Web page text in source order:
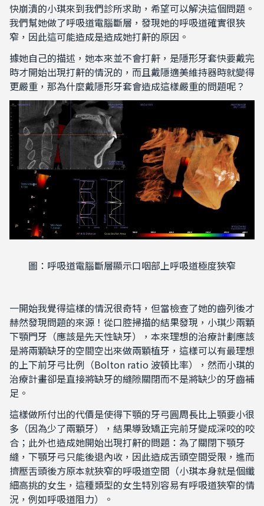
快崩潰的小琪來到我們診所求助，希望可以解決這個問題。
我們幫她做了呼吸道電腦斷層，發現她的呼吸道確實很狹
窄，因此這可能造成是造成她打鼾的原因。
據她自己的描述，她本來並不會打鼾，是隱形牙套快要戴完
時才開始出現打鼾的情況的，而且戴隱適美維持器時就變得
更嚴重，那為什麼戴隱形牙套會造成這樣嚴重的問題呢？
圖：呼吸道電腦斷層顯示口咽部上呼吸道極度狹窄
一開始我覺得這樣的情況很奇特，但當檢查了她的齒列後才
赫然發現問題的來源！從口腔掃描的結果發現，小琪少兩顆
下顎門牙（應該是先天性缺牙），本來理想的治療計劃應該
是將兩顆缺牙的空間空出來做兩顆植牙，這樣可以有最理想
的上下前牙弓比例（Bolton ratio波頓比率），然而小琪的
治療計畫卻是直接將缺牙的縫隙關閉而不是將缺少的牙齒補
足。
這樣做所付出的代價是使得下顎的牙弓圓周長比上顎要小很
多（因為少了兩顆牙），結果導致矯正完前牙變成深咬的咬
合；此外也造成她開始出現打鼾的問題：為了關閉下顎牙
縫，下顎牙弓只能後退內收，因此造成舌頭空間受限，進而
擠壓舌頭後方原本就狹窄的呼吸道空間（小琪本身就是個纖
細高挑的女生，這種類型的女生特別容易有呼吸道狹窄的情
況，例如呼吸道阻力）。